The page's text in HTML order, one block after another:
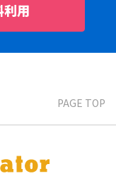
用
PAGE TOP